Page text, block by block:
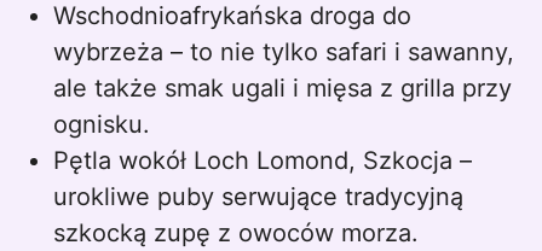
Wschodnioafrykańska droga do
wybrzeża – to nie tylko safari i sawanny,
ale także smak ugali i mięsa z grilla przy
ognisku.
Pętla wokół Loch Lomond, Szkocja –
urokliwe puby serwujące tradycyjną
szkocką zupę z owoców morza.